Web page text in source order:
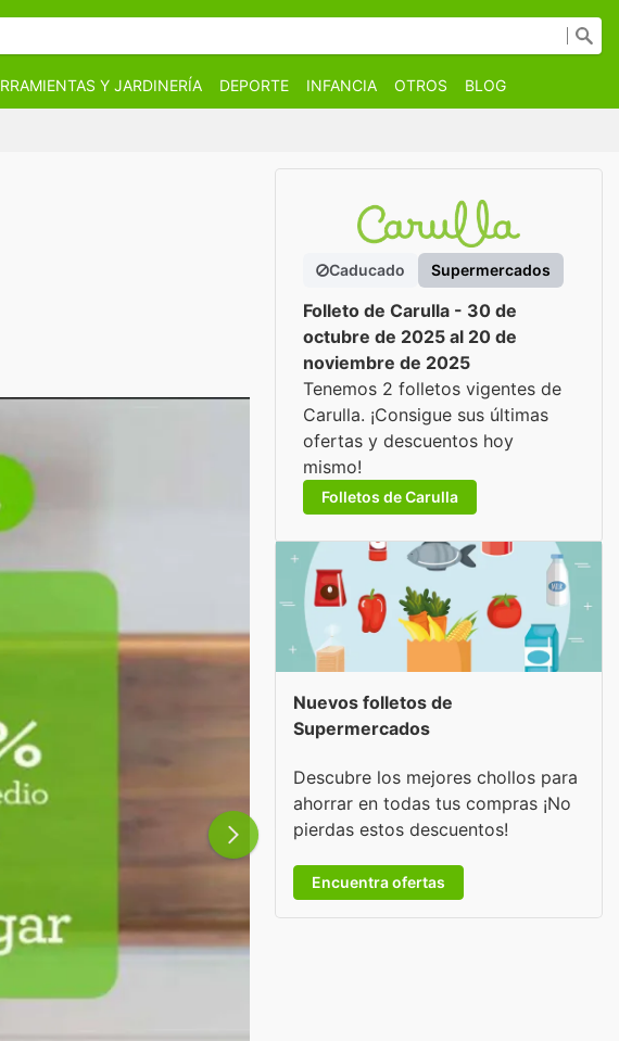
Y JARDINERÍA DEPORTE INFANCIA OTROS BLOG
Caducado Supermercados
Folleto de Carulla - 30 de
octubre de 2025 al 20 de
noviembre de 2025
Tenemos 2 folletos vigentes de
Carulla. ¡Consigue sus últimas
ofertas y descuentos hoy
mismo!
Folletos de Carulla
Nuevos folletos de
Supermercados
Descubre los mejores chollos para
ahorrar en todas tus compras ¡No
pierdas estos descuentos!
Encuentra ofertas